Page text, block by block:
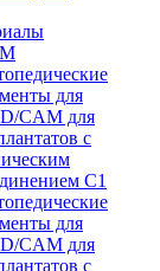
для
CAM для
с
С1
для
CAM для
с